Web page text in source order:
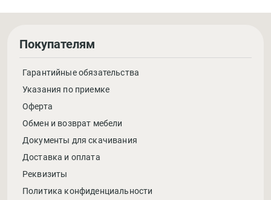
Покупателям
Гарантийные обязательства
Указания по приемке
Оферта
Обмен и возврат мебели
Документы для скачивания
Доставка и оплата
Реквизиты
Политика конфиденциальности